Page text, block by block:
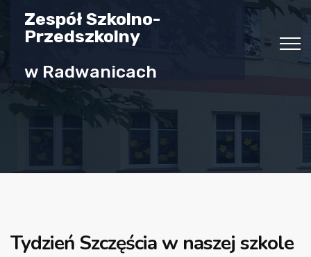
Zespół Szkolno-
Przedszkolny
w Radwanicach
Tydzień Szczęścia w naszej szkole